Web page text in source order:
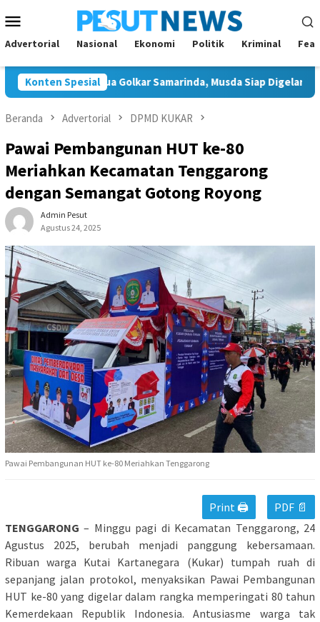
ke
kontenMobile
Advertorial Nasional Ekonomi Politik Kriminal
Konten Spesial
Ketua Golkar Samarinda, Musda Siap Digelar 8 Agustus
Beranda Advertorial DPMD KUKAR
Pawai Pembangunan HUT ke-80
Meriahkan Kecamatan Tenggarong
dengan Semangat Gotong Royong
Admin Pesut
Agustus 24, 2025
Pawai Pembangunan HUT ke-80 Meriahkan Tenggarong
Print 🖨
PDF 📄
TENGGARONG – Minggu pagi di Kecamatan Tenggarong, 24
Agustus 2025, berubah menjadi panggung kebersamaan.
Ribuan warga Kutai Kartanegara (Kukar) tumpah ruah di
sepanjang jalan protokol, menyaksikan Pawai Pembangunan
HUT ke-80 yang digelar dalam rangka memperingati 80 tahun
Kemerdekaan Republik Indonesia. Antusiasme warga tak